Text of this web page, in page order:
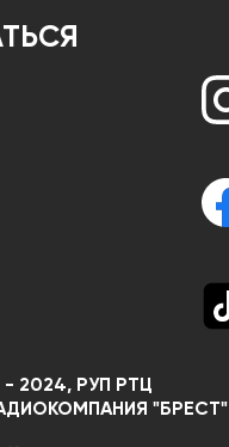
2024, РУП РТЦ
"БРЕСТ"